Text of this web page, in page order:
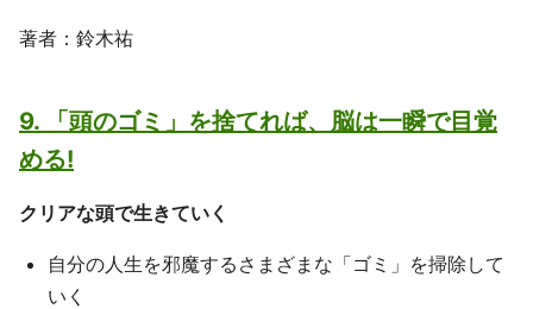
著者：鈴木祐
9. 「頭のゴミ」を捨てれば、脳は一瞬で目覚
める!
クリアな頭で生きていく
自分の人生を邪魔するさまざまな「ゴミ」を掃除して
いく